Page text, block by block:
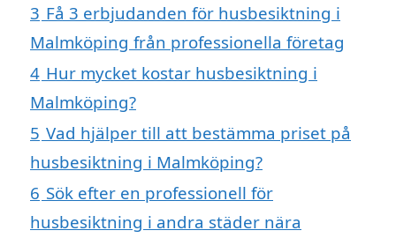
3 Få 3 erbjudanden för husbesiktning i
Malmköping från professionella företag
4 Hur mycket kostar husbesiktning i
Malmköping?
5 Vad hjälper till att bestämma priset på
husbesiktning i Malmköping?
6 Sök efter en professionell för
husbesiktning i andra städer nära